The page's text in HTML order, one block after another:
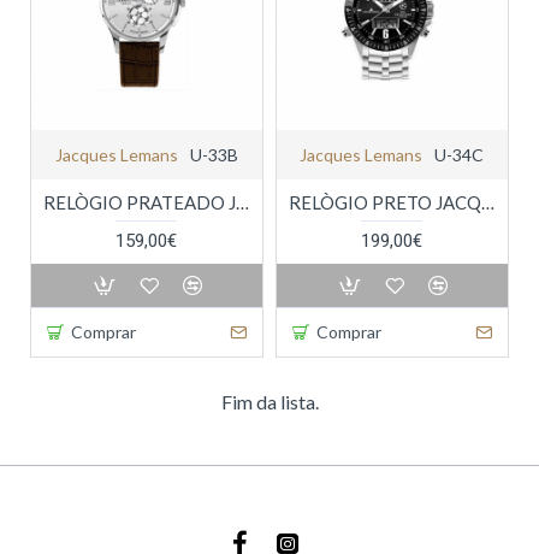
Jacques Lemans U-33B
RELÒGIO PRATEADO JACQUES-LEMANS CHAMPIONS LEAGUE
159,00€
Comprar
Jacques Lemans U-34C
RELÒGIO PRETO JACQUES-LEMANS CHAMPIONS LEAGUE
199,00€
Comprar
Fim da lista.